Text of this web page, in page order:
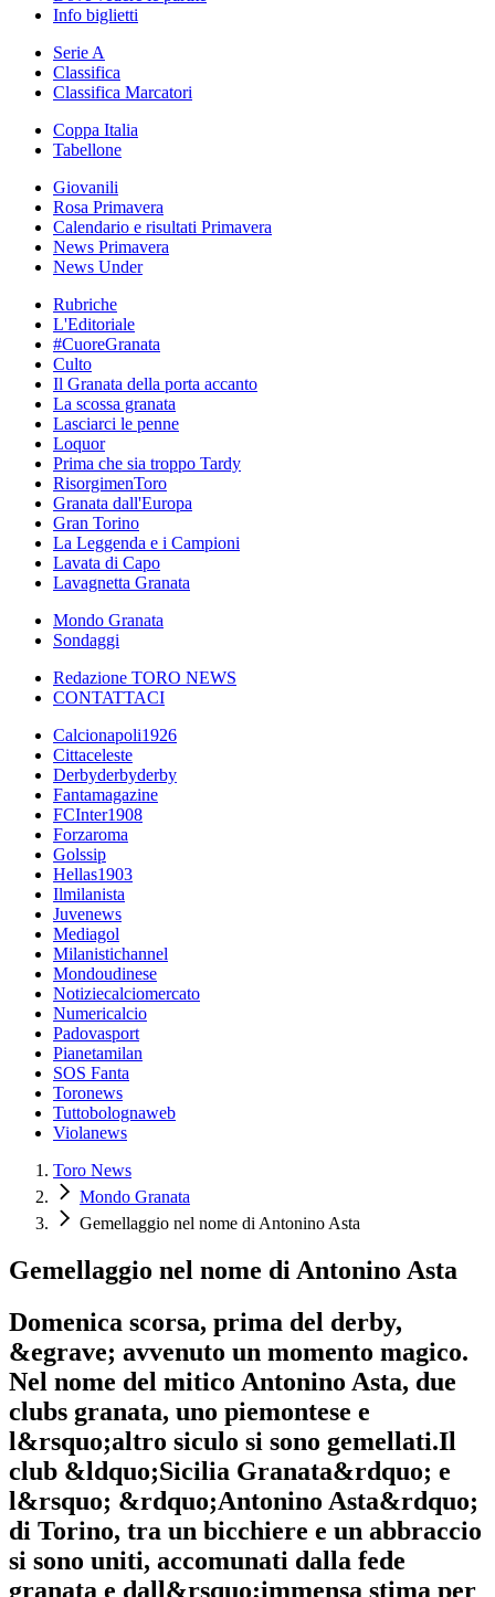
Info biglietti
Serie A
Classifica
Classifica Marcatori
Coppa Italia
Tabellone
Giovanili
Rosa Primavera
Calendario e risultati Primavera
News Primavera
News Under
Rubriche
L'Editoriale
#CuoreGranata
Culto
Il Granata della porta accanto
La scossa granata
Lasciarci le penne
Loquor
Prima che sia troppo Tardy
RisorgimenToro
Granata dall'Europa
Gran Torino
La Leggenda e i Campioni
Lavata di Capo
Lavagnetta Granata
Mondo Granata
Sondaggi
Redazione TORO NEWS
CONTATTACI
Calcionapoli1926
Cittaceleste
Derbyderbyderby
Fantamagazine
FCInter1908
Forzaroma
Golssip
Hellas1903
Ilmilanista
Juvenews
Mediagol
Milanistichannel
Mondoudinese
Notiziecalciomercato
Numericalcio
Padovasport
Pianetamilan
SOS Fanta
Toronews
Tuttobolognaweb
Violanews
Toro News
Mondo Granata
Gemellaggio nel nome di Antonino Asta
Gemellaggio nel nome di Antonino Asta
Domenica scorsa, prima del derby,
&egrave; avvenuto un momento magico.
Nel nome del mitico Antonino Asta, due
clubs granata, uno piemontese e
l&rsquo;altro siculo si sono gemellati.Il
club &ldquo;Sicilia Granata&rdquo; e
l&rsquo; &rdquo;Antonino Asta&rdquo;
di Torino, tra un bicchiere e un abbraccio
si sono uniti, accomunati dalla fede
granata e dall&rsquo;immensa stima per